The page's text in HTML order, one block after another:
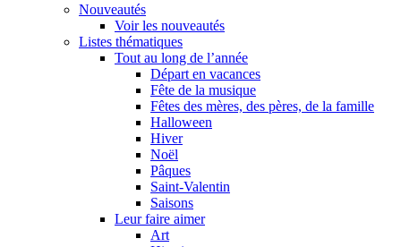
Nouveautés
Voir les nouveautés
Listes thématiques
Tout au long de l’année
Départ en vacances
Fête de la musique
Fêtes des mères, des pères, de la famille
Halloween
Hiver
Noël
Pâques
Saint-Valentin
Saisons
Leur faire aimer
Art